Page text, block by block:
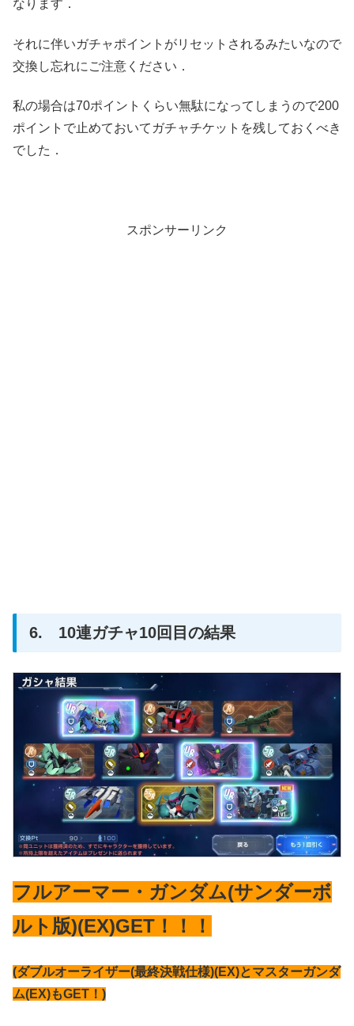
なります．
それに伴いガチャポイントがリセットされるみたいなので
交換し忘れにご注意ください．
私の場合は70ポイントくらい無駄になってしまうので200
ポイントで止めておいてガチャチケットを残しておくべき
でした．
スポンサーリンク
6. 10連ガチャ10回目の結果
フルアーマー・ガンダム(サンダーボ
ルト版)(EX)GET！！！
(ダブルオーライザー(最終決戦仕様)(EX)とマスターガンダ
ム(EX)もGET！)